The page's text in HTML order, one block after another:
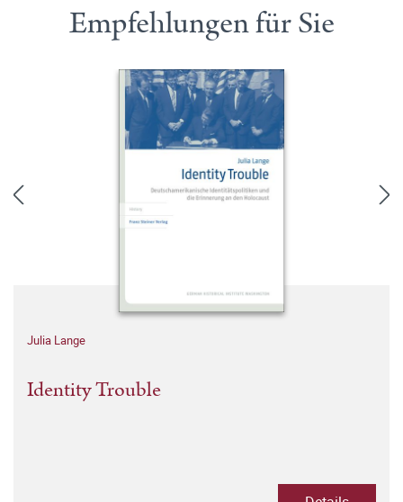
Empfehlungen für Sie
Julia Lange
Identity Trouble